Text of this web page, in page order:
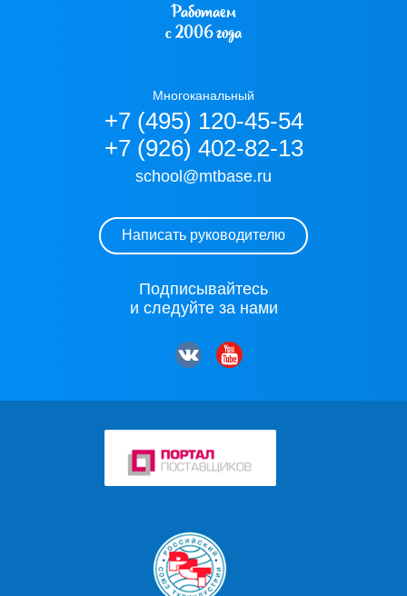
Работаем
с 2006 года
Многоканальный
+7 (495) 120-45-54
+7 (926) 402-82-13
school@mtbase.ru
Написать руководителю
Подписывайтесь
и следуйте за нами